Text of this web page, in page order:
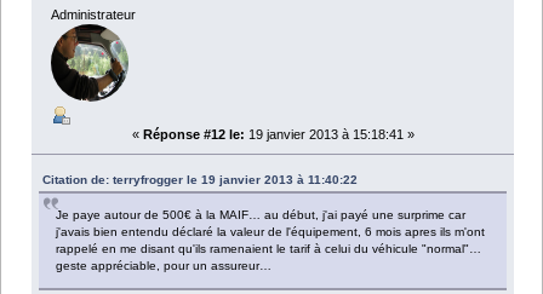
Administrateur
« Réponse #12 le: 19 janvier 2013 à 15:18:41 »
Citation de: terryfrogger le 19 janvier 2013 à 11:40:22
Je paye autour de 500€ à la MAIF… au début, j'ai payé une surprime car
j'avais bien entendu déclaré la valeur de l'équipement, 6 mois apres ils m'ont
rappelé en me disant qu'ils ramenaient le tarif à celui du véhicule "normal"…
geste appréciable, pour un assureur…